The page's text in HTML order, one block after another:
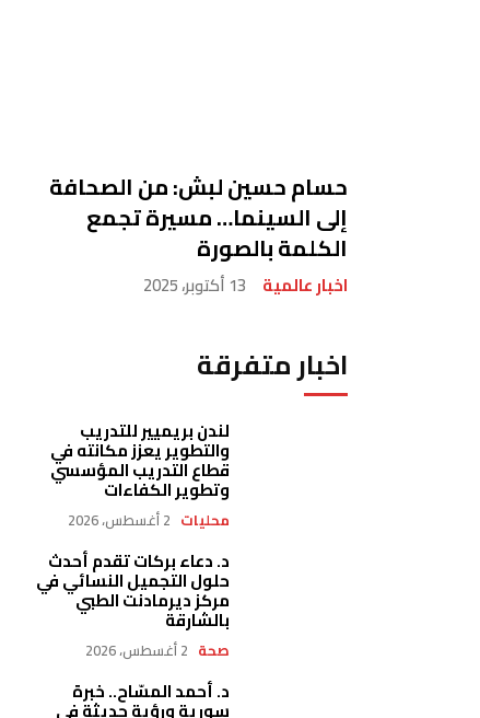
حسام حسين لبش: من الصحافة
إلى السينما… مسيرة تجمع
الكلمة بالصورة
اخبار عالمية 13 أكتوبر، 2025
اخبار متفرقة
لندن بريميير للتدريب
والتطوير يعزز مكانته في
قطاع التدريب المؤسسي
وتطوير الكفاءات
محليات 2 أغسطس، 2026
د. دعاء بركات تقدم أحدث
حلول التجميل النسائي في
مركز ديرمادنت الطبي
بالشارقة
صحة 2 أغسطس، 2026
د. أحمد المسّاح.. خبرة
سورية ورؤية حديثة في